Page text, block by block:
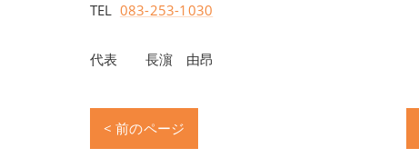
TEL 083-253-1030
代表 長濵 由昂
< 前のページ